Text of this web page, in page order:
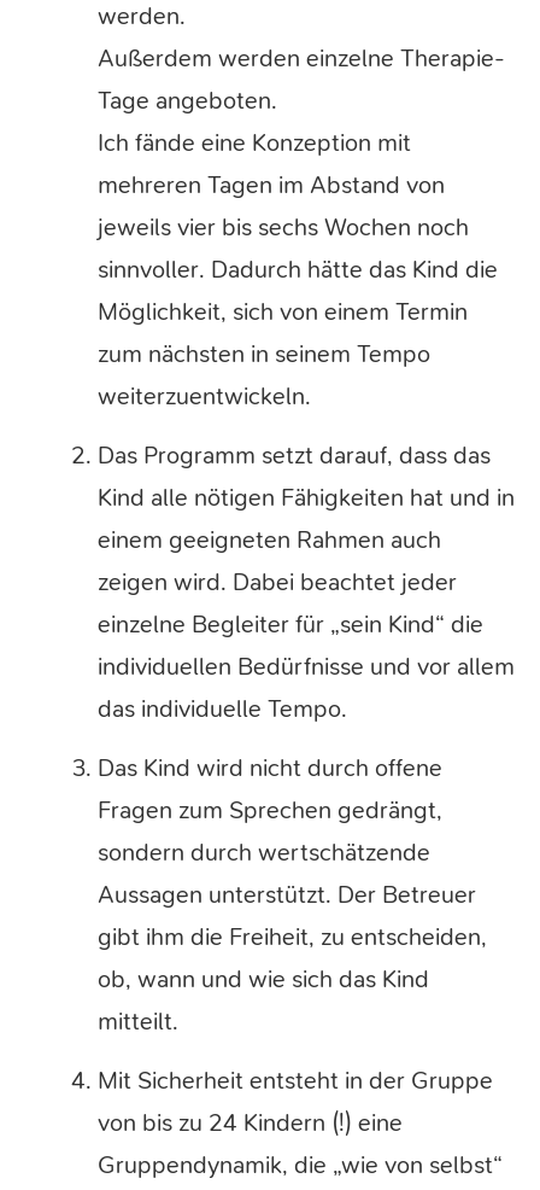
werden.
Außerdem werden einzelne Therapie-
Tage angeboten.
Ich fände eine Konzeption mit
mehreren Tagen im Abstand von
jeweils vier bis sechs Wochen noch
sinnvoller. Dadurch hätte das Kind die
Möglichkeit, sich von einem Termin
zum nächsten in seinem Tempo
weiterzuentwickeln.
Das Programm setzt darauf, dass das
Kind alle nötigen Fähigkeiten hat und in
einem geeigneten Rahmen auch
zeigen wird. Dabei beachtet jeder
einzelne Begleiter für „sein Kind“ die
individuellen Bedürfnisse und vor allem
das individuelle Tempo.
Das Kind wird nicht durch offene
Fragen zum Sprechen gedrängt,
sondern durch wertschätzende
Aussagen unterstützt. Der Betreuer
gibt ihm die Freiheit, zu entscheiden,
ob, wann und wie sich das Kind
mitteilt.
Mit Sicherheit entsteht in der Gruppe
von bis zu 24 Kindern (!) eine
Gruppendynamik, die „wie von selbst“